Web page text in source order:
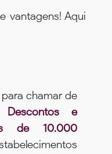
vantagens! Aqui
chamar de
Descontos e
de 10.000